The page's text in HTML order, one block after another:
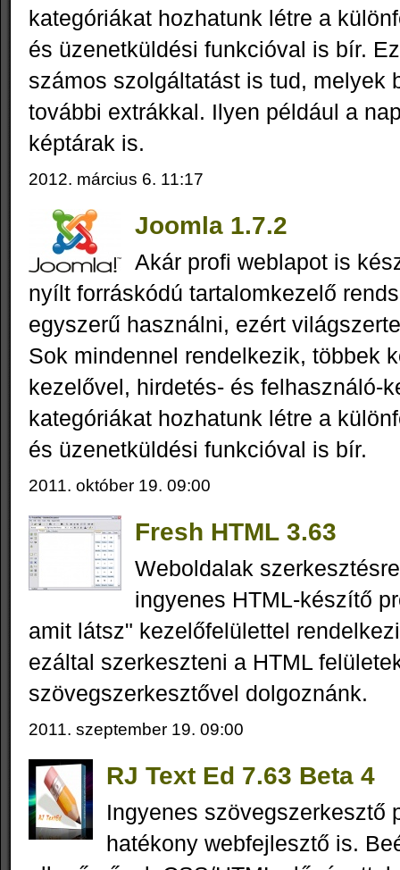
kategóriákat hozhatunk létre a
és üzenetküldési funkcióval is bír.
számos szolgáltatást is tud, melyek
további extrákkal. Ilyen például a
képtárak is.
2012. március 6. 11:17
Joomla 1.7.2
Akár profi weblapot is
nyílt forráskódú tartalomkezelő
egyszerű használni, ezért
Sok mindennel rendelkezik, többek
kezelővel, hirdetés- és felhasználó-
kategóriákat hozhatunk létre a
és üzenetküldési funkcióval is bír.
2011. október 19. 09:00
Fresh HTML 3.63
Weboldalak
ingyenes HTML-készítő
amit látsz" kezelőfelülettel
ezáltal szerkeszteni a HTML
szövegszerkesztővel dolgoznánk.
2011. szeptember 19. 09:00
RJ Text Ed 7.63 Beta 4
Ingyenes szövegszerkesztő
hatékony webfejlesztő is.